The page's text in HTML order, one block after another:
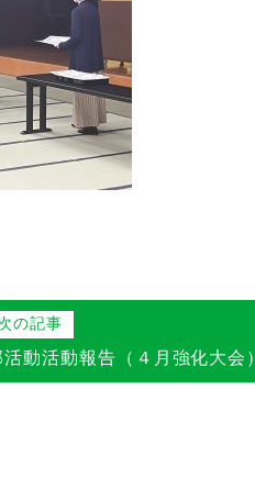
の記事
動活動報告（４月強化大会）